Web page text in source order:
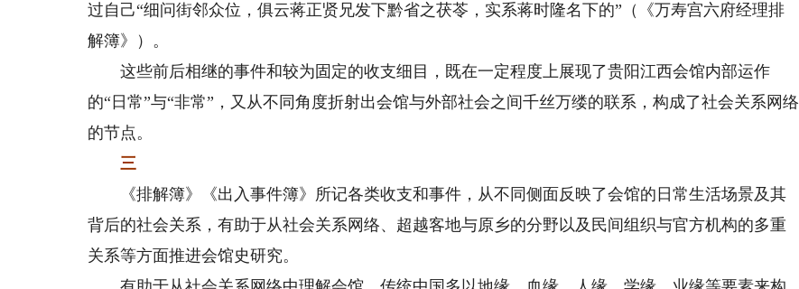
过自己“细问街邻众位，俱云蒋正贤兄发下黔省之茯苓，实系蒋时隆名下的”（《万寿宫六府经理排
解簿》）。
这些前后相继的事件和较为固定的收支细目，既在一定程度上展现了贵阳江西会馆内部运作
的“日常”与“非常”，又从不同角度折射出会馆与外部社会之间千丝万缕的联系，构成了社会关系网络
的节点。
三
《排解簿》《出入事件簿》所记各类收支和事件，从不同侧面反映了会馆的日常生活场景及其
背后的社会关系，有助于从社会关系网络、超越客地与原乡的分野以及民间组织与官方机构的多重
关系等方面推进会馆史研究。